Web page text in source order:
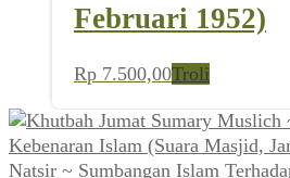
Februari 1952)
Rp 7.500,00Troli
Sumary Muslich
Kebenaran Islam (Suara Masjid,
Natsir ~ Sumbangan Islam